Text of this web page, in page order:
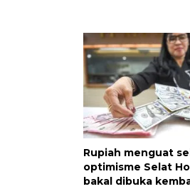
Rupiah menguat
optimisme Selat
bakal dibuka